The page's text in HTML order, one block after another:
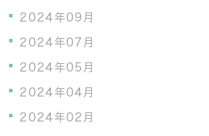
2024年09月
2024年07月
2024年05月
2024年04月
2024年02月